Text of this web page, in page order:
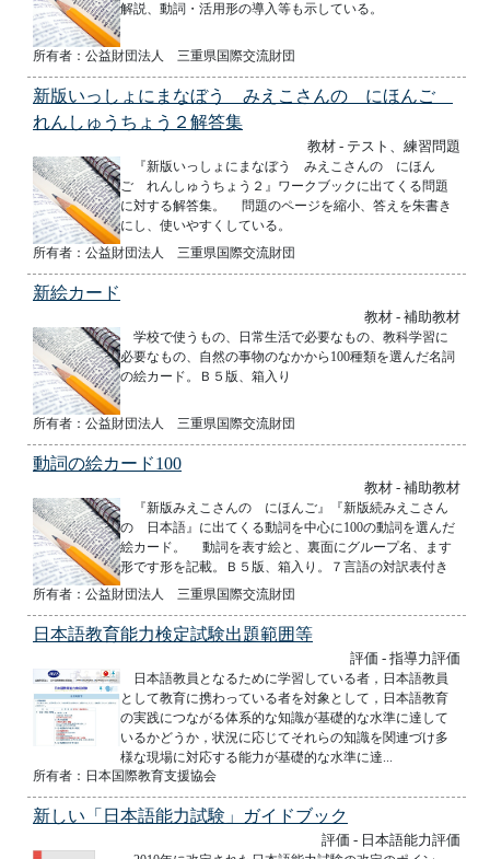
解説、動詞・活用形の導入等も示している。
所有者：公益財団法人 三重県国際交流財団
新版いっしょにまなぼう みえこさんの にほんご
れんしゅうちょう２解答集
教材 - テスト、練習問題
『新版いっしょにまなぼう みえこさんの にほん
ご れんしゅうちょう２』ワークブックに出てくる問題
に対する解答集。 問題のページを縮小、答えを朱書き
にし、使いやすくしている。
所有者：公益財団法人 三重県国際交流財団
新絵カード
教材 - 補助教材
学校で使うもの、日常生活で必要なもの、教科学習に
必要なもの、自然の事物のなかから100種類を選んだ名詞
の絵カード。Ｂ５版、箱入り
所有者：公益財団法人 三重県国際交流財団
動詞の絵カード100
教材 - 補助教材
『新版みえこさんの にほんご』『新版続みえこさん
の 日本語』に出てくる動詞を中心に100の動詞を選んだ
絵カード。 動詞を表す絵と、裏面にグループ名、ます
形です形を記載。Ｂ５版、箱入り。７言語の対訳表付き
所有者：公益財団法人 三重県国際交流財団
日本語教育能力検定試験出題範囲等
評価 - 指導力評価
日本語教員となるために学習している者，日本語教員
として教育に携わっている者を対象として，日本語教育
の実践につながる体系的な知識が基礎的な水準に達して
いるかどうか，状況に応じてそれらの知識を関連づけ多
様な現場に対応する能力が基礎的な水準に達...
所有者：日本国際教育支援協会
新しい「日本語能力試験」ガイドブック
評価 - 日本語能力評価